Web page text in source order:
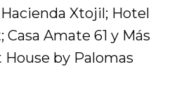
Xtojil; Hotel
Amate 61 y Más
by Palomas